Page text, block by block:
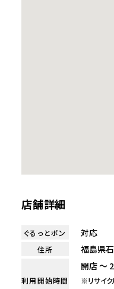
店舗詳細
ぐるっとポン 対応
住所 福島県
利用開始時間
開店 ～
※リサイ